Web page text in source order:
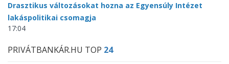
Drasztikus változásokat hozna az Egyensúly Intézet
lakáspolitikai csomagja
17:04
PRIVÁTBANKÁR.HU TOP 24